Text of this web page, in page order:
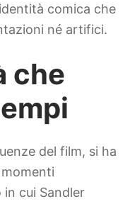
comica che
né artifici.
che
del film, si ha
cui Sandler